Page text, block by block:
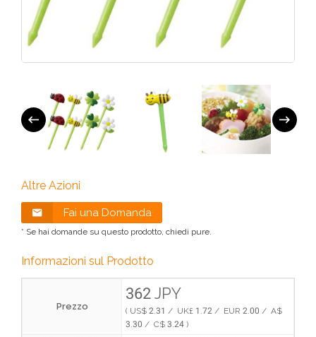
Altre Azioni
Fai una Domanda
* Se hai domande su questo prodotto, chiedi pure.
Informazioni sul Prodotto
Prezzo
362 JPY
( US$ 2.31 / UK£ 1.72 / EUR 2.00 / A$
3.30 / C$ 3.24 )